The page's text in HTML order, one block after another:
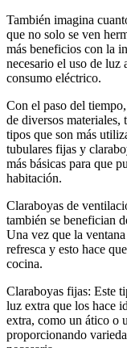
También imagina
que no solo se ven
más beneficios con la
necesario el uso de luz
consumo eléctrico.
Con el paso del
de diversos materiales,
tipos que son más
tubulares fijas y
más básicas para que
habitación.
Claraboyas de
también se benefician
Una vez que la
refresca y esto hace
cocina.
Claraboyas fijas: Este
luz extra que los hace
extra, como un ático o
proporcionando